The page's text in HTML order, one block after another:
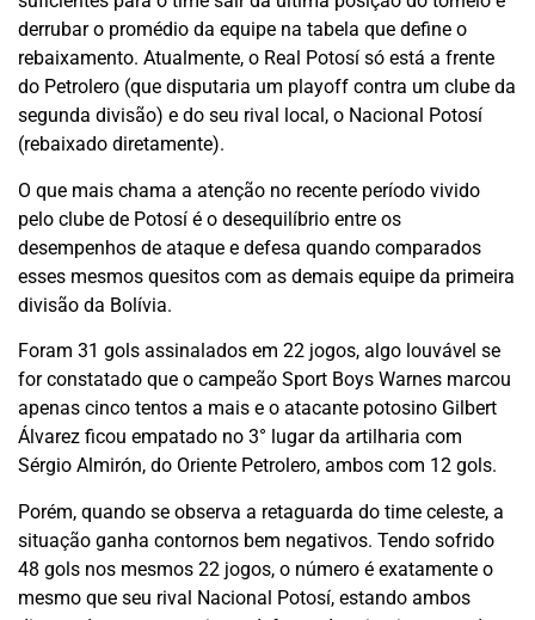
derrubar o promédio da equipe na tabela que define o
rebaixamento. Atualmente, o Real Potosí só está a frente
do Petrolero (que disputaria um playoff contra um clube da
segunda divisão) e do seu rival local, o Nacional Potosí
(rebaixado diretamente).
O que mais chama a atenção no recente período vivido
pelo clube de Potosí é o desequilíbrio entre os
desempenhos de ataque e defesa quando comparados
esses mesmos quesitos com as demais equipe da primeira
divisão da Bolívia.
Foram 31 gols assinalados em 22 jogos, algo louvável se
for constatado que o campeão Sport Boys Warnes marcou
apenas cinco tentos a mais e o atacante potosino Gilbert
Álvarez ficou empatado no 3° lugar da artilharia com
Sérgio Almirón, do Oriente Petrolero, ambos com 12 gols.
Porém, quando se observa a retaguarda do time celeste, a
situação ganha contornos bem negativos. Tendo sofrido
48 gols nos mesmos 22 jogos, o número é exatamente o
mesmo que seu rival Nacional Potosí, estando ambos